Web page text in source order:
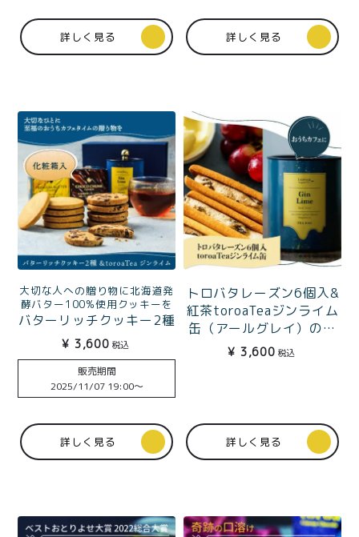
詳しく見る 詳しく見る
大切な人への贈り物に北海道発
酵バター100%使用クッキーを
バターリッチクッキー2種
（プレミアムバター、チ
ョコチャンク）
&toroaTeaジンライム缶
ギフトBOX入
¥ 3,600 税込
販売期間
2025/11/07 19:00〜
詳しく見る
トロバタレーズン6個入&
紅茶toroaTeaジンライム
缶（アールグレイ）のお
うちカフェセット
¥ 3,600 税込
詳しく見る